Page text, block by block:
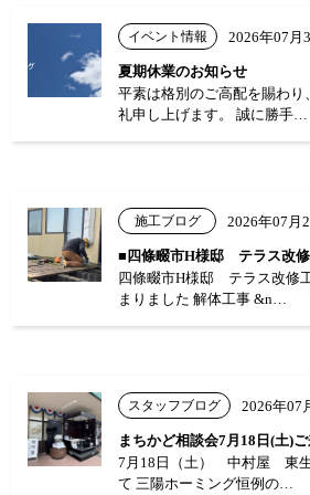
イベント情報 2026年07月
夏期休業のお知らせ
平素は格別のご高配を賜わり
礼申し上げます。 誠に勝手…
施工ブログ 2026年07月
四條畷市H様邸 テラス改修
まりました 解体工事 &n…
スタッフブログ 2026年07
7月18日（土） 中村屋 東
て 三陽ホーミング恒例の…